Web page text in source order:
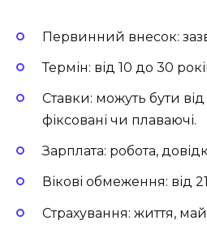
Первинний внесок:
Термін: від 10 до 30
Ставки: можуть бути
фіксовані чи плаваючі.
Зарплата: робота,
Вікові обмеження: від
Страхування: життя,